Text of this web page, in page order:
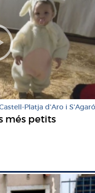
Platja d'Aro i S'Agaró
més petits